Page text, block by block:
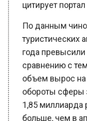
туристических
года
сравнению с
объем вырос на
обороты сферы
1,85 миллиарда
больше, чем в